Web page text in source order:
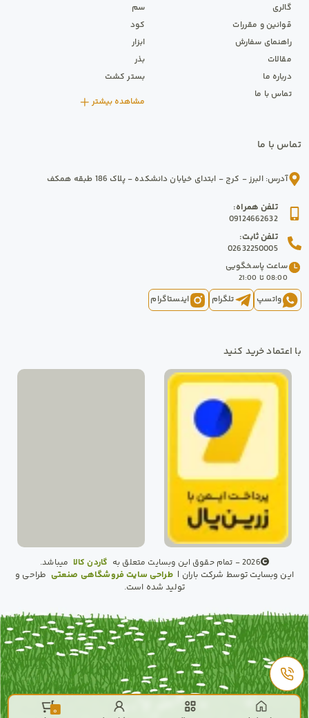
0
گالری
قوانین و مقررات
راهنمای سفارش
مقالات
درباره ما
تماس با ما
سم
کود
ابزار
بذر
بستر کشت
مشاهده بیشتر
تماس با ما
آدرس:البرز - کرج - ابتدای خیابان دانشکده - پلاک 186 طبقه همکف
تلفن همراه:
09124662632
تلفن ثابت:
02632250005
ساعت پاسخگویی
08:00 تا 21:00
واتسپ تلگرام اینستاگرام
با اعتماد خرید کنید
2026 - تمام حقوق این وبسایت متعلق به گاردن کالا میباشد.
این وبسایت توسط شرکت باران | طراحی سایت فروشگاهی صنعتی طراحی و
تولید شده است.